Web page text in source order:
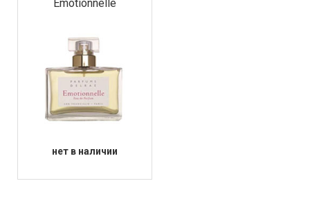
Emotionnelle
нет в наличии